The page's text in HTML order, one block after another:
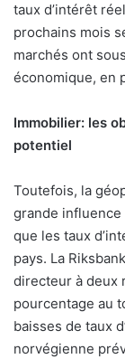
taux d’intérêt
prochains mois
marchés ont
économique, en
Immobilier: les
potentiel
Toutefois, la
grande
que les taux
pays. La
directeur à deux
pourcentage au
baisses de taux
norvégienne